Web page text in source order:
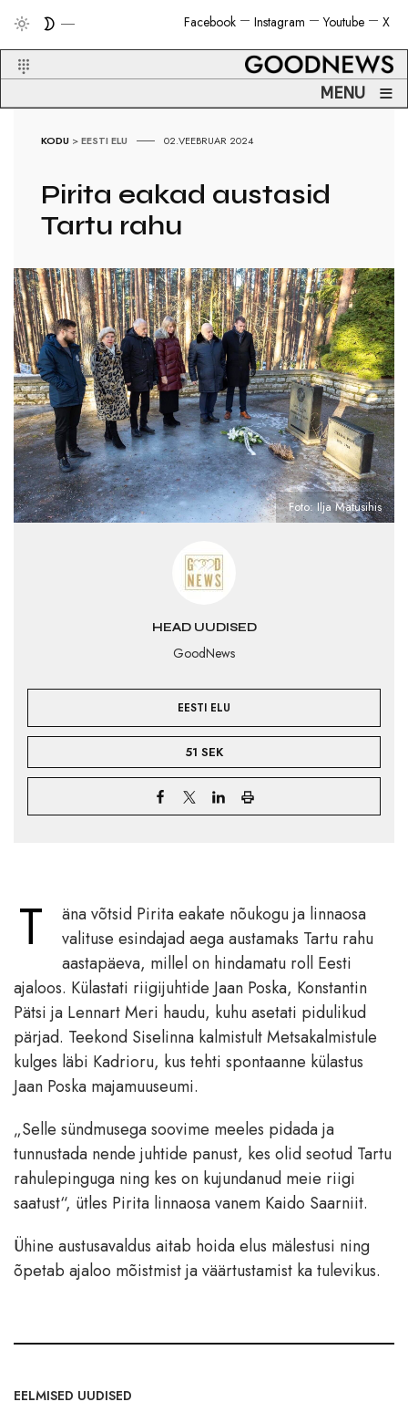
X
Youtube
Instagram
Facebook
MENU ≡
KODU >EESTI ELU 02.VEEBRUAR 2024
Pirita eakad austasid
Tartu rahu
HEAD UUDISED
GoodNews
EESTI ELU
51 SEK
Foto: Ilja Matusihis
T
äna võtsid Pirita eakate nõukogu ja linnaosa
valituse esindajad aega austamaks Tartu rahu
aastapäeva, millel on hindamatu roll Eesti
ajaloos. Külastati riigijuhtide Jaan Poska, Konstantin
Pätsi ja Lennart Meri haudu, kuhu asetati pidulikud
pärjad. Teekond Siselinna kalmistult Metsakalmistule
kulges läbi Kadrioru, kus tehti spontaanne külastus
Jaan Poska majamuuseumi.
„Selle sündmusega soovime meeles pidada ja
tunnustada nende juhtide panust, kes olid seotud Tartu
rahulepinguga ning kes on kujundanud meie riigi
saatust“, ütles Pirita linnaosa vanem Kaido Saarniit.
Ühine austusavaldus aitab hoida elus mälestusi ning
õpetab ajaloo mõistmist ja väärtustamist ka tulevikus.
EELMISED UUDISED